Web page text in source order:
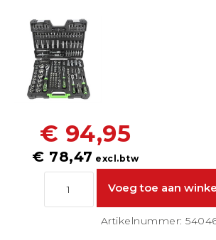
€ 94,95
€ 78,47 excl.btw
Artikelnummer: